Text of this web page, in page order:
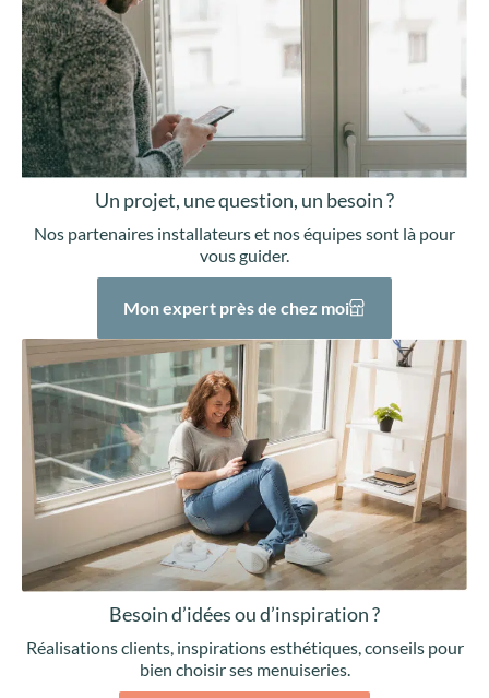
Un projet, une question, un besoin ?
Nos partenaires installateurs et nos équipes sont là pour
vous guider.
Mon expert près de chez moi
Besoin d’idées ou d’inspiration ?
Réalisations clients, inspirations esthétiques, conseils pour
bien choisir ses menuiseries.